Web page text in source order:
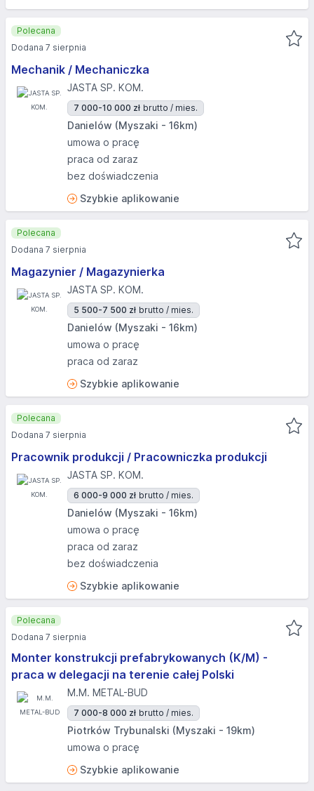
Mechanik / Mechaniczka
JASTA SP. KOM.
7 000-10 000 zł brutto / mies.
Danielów (Myszaki - 16km)
umowa o pracę
praca od zaraz
bez doświadczenia
Szybkie aplikowanie
Polecana
Dodana 7 sierpnia
Magazynier / Magazynierka
JASTA SP. KOM.
5 500-7 500 zł brutto / mies.
Danielów (Myszaki - 16km)
umowa o pracę
praca od zaraz
Szybkie aplikowanie
Polecana
Dodana 7 sierpnia
Pracownik produkcji / Pracowniczka produkcji
JASTA SP. KOM.
6 000-9 000 zł brutto / mies.
Danielów (Myszaki - 16km)
umowa o pracę
praca od zaraz
bez doświadczenia
Szybkie aplikowanie
Polecana
Dodana 7 sierpnia
Monter konstrukcji prefabrykowanych (K/M) -
praca w delegacji na terenie całej Polski
M.M. METAL-BUD
7 000-8 000 zł brutto / mies.
Piotrków Trybunalski (Myszaki - 19km)
umowa o pracę
Szybkie aplikowanie
Polecana
Dodana 7 sierpnia